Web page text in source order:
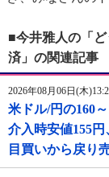
■今井雅人の「
済」の関連記事
2026年08月06日(木
米ドル/円の160
介入時安値155
目買いから戻り